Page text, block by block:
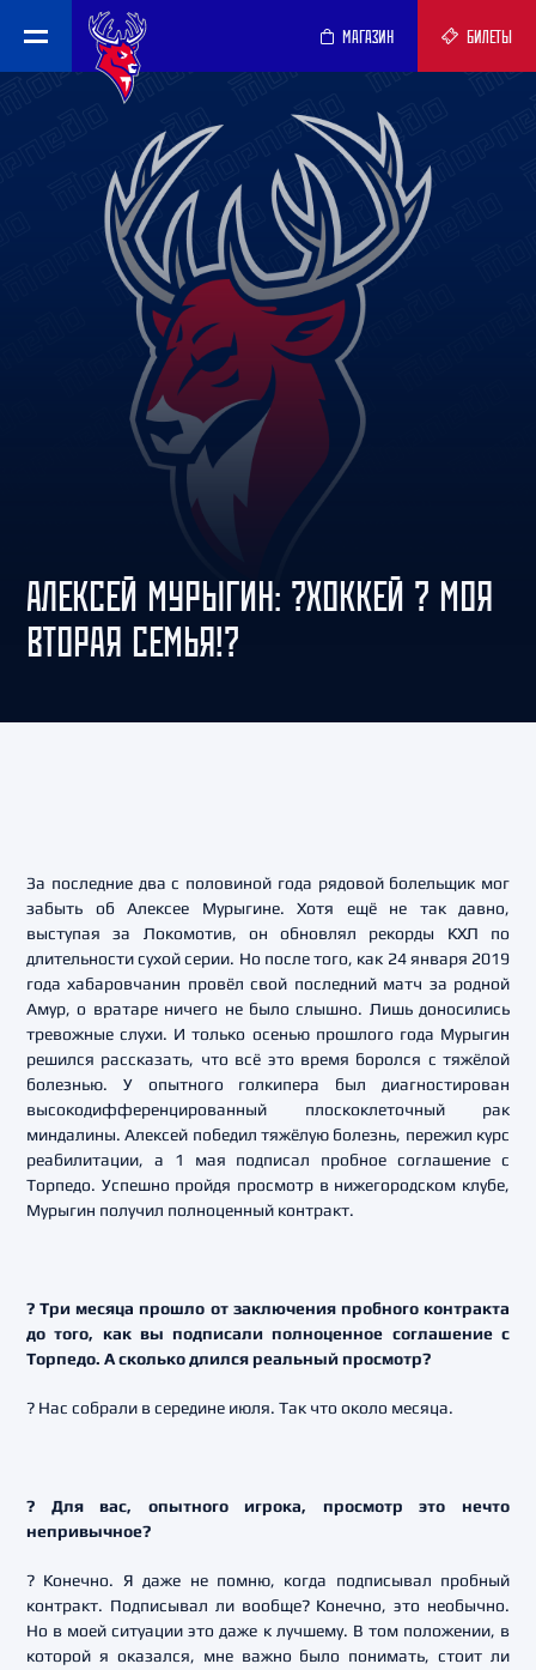
МАГАЗИН БИЛЕТЫ
АЛЕКСЕЙ МУРЫГИН: ?ХОККЕЙ ? МОЯ
ВТОРАЯ СЕМЬЯ!?
За последние два с половиной года рядовой болельщик мог
забыть об Алексее Мурыгине. Хотя ещё не так давно,
выступая за Локомотив, он обновлял рекорды КХЛ по
длительности сухой серии. Но после того, как 24 января 2019
года хабаровчанин провёл свой последний матч за родной
Амур, о вратаре ничего не было слышно. Лишь доносились
тревожные слухи. И только осенью прошлого года Мурыгин
решился рассказать, что всё это время боролся с тяжёлой
болезнью. У опытного голкипера был диагностирован
высокодифференцированный плоскоклеточный рак
миндалины. Алексей победил тяжёлую болезнь, пережил курс
реабилитации, а 1 мая подписал пробное соглашение с
Торпедо. Успешно пройдя просмотр в нижегородском клубе,
Мурыгин получил полноценный контракт.
? Три месяца прошло от заключения пробного контракта
до того, как вы подписали полноценное соглашение с
Торпедо. А сколько длился реальный просмотр?
? Нас собрали в середине июля. Так что около месяца.
? Для вас, опытного игрока, просмотр это нечто
непривычное?
? Конечно. Я даже не помню, когда подписывал пробный
контракт. Подписывал ли вообще? Конечно, это необычно.
Но в моей ситуации это даже к лучшему. В том положении, в
которой я оказался, мне важно было понимать, стоит ли